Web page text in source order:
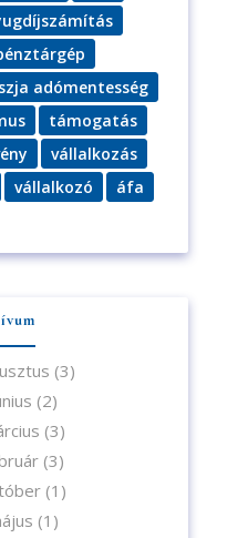
szja adómentesség
támogatás
vállalkozás
vállalkozó
áfa
(3)
(2)
(3)
(3)
(1)
(1)